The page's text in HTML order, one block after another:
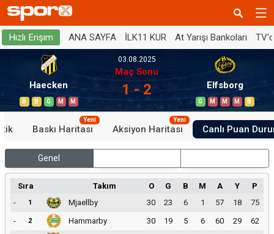
Hızlı Erişim ANA SAYFA İLK11 KUR At Yarışı Bankoları
Haecken
B B G M M
03.08.2025
Maç Sonu
1 - 2 Elfsborg
G M M M B
Baskı Haritası
Yeni
Aksiyon Haritası
Yeni
Canlı Puan
Genel
Sıra Takım O G B M A Y
P
-
1 Mjaellby 30 23 6 1 57 18
75
-
2 Hammarby 30 19 5 6 60 29
62